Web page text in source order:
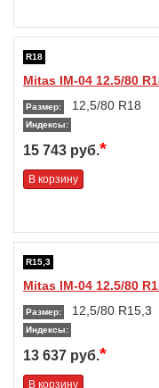
R18
Mitas IM-04 12.5/80
Размер: 12,5/80 R18
Индексы:
15 743 руб.*
В корзину
R15,3
Mitas IM-04 12.5/80
Размер: 12,5/80 R15,3
Индексы:
13 637 руб.*
В корзину